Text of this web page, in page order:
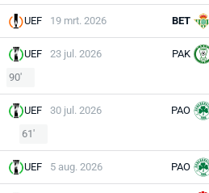
UEF 19 mrt. 2026 BET
UEF 23 jul. 2026 PAK
90'
UEF 30 jul. 2026 PAO
61'
UEF 5 aug. 2026 PAO